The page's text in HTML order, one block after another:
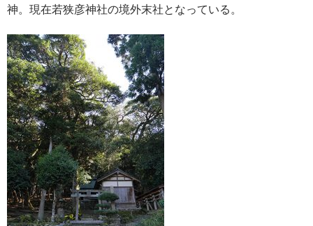
神。現在若狭彦神社の境外末社となっている。